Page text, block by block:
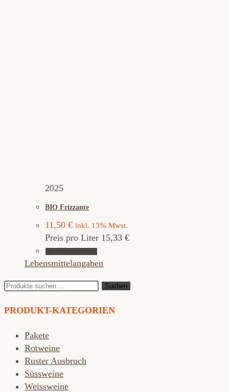
2025
BIO Frizzante
11,50 € inkl. 13% Mwst.
Preis pro Liter 15,33 €
In den Warenkorb
Lebensmittelangaben
Suchen
Suchen
PRODUKT-KATEGORIEN
Pakete
Rotweine
Ruster Ausbruch
Süssweine
Weissweine